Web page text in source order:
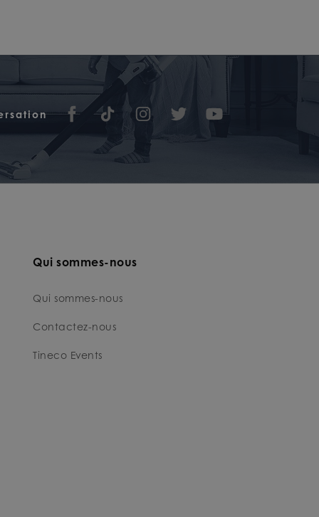
Qui sommes-nous
Qui sommes-nous
Contactez-nous
Tineco Events